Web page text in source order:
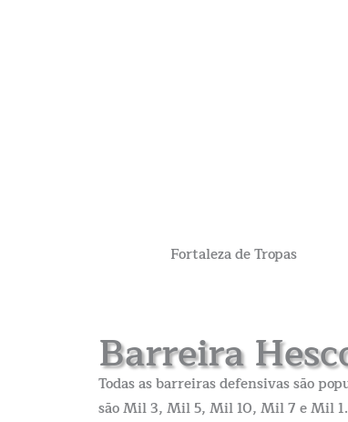
Fortaleza de Tropas
Barreira
Todas as barreiras defensivas são
são Mil 3, Mil 5, Mil 10, Mil 7 e Mil 1.